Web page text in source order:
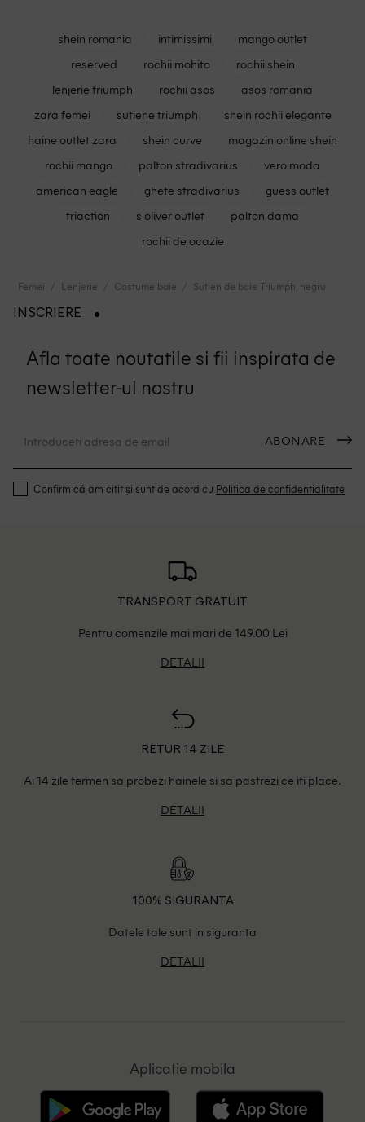
shein romania intimissimi
mango outlet
reserved
rochii mohito
rochii shein
lenjerie triumph
rochii asos
asos romania
zara femei
sutiene triumph
shein rochii elegante
haine outlet zara
shein curve
magazin online shein
rochii mango
palton stradivarius
vero moda
american eagle
ghete stradivarius
guess outlet
triaction
s oliver outlet
palton dama
rochii de ocazie
Femei Lenjerie Costume baie Sutien de baie Triumph, negru
INSCRIERE
Afla toate noutatile si fii inspirata de
newsletter-ul nostru
ABONARE
Confirm că am citit și sunt de acord cu Politica de confidentialitate
TRANSPORT GRATUIT
Pentru comenzile mai mari de 149.00 Lei
DETALII
RETUR 14 ZILE
Ai 14 zile termen sa probezi hainele si sa pastrezi ce iti place.
DETALII
100% SIGURANTA
Datele tale sunt in siguranta
DETALII
Aplicatie mobila